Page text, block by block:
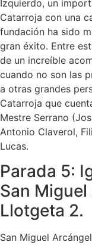
Izquierdo, un
Catarroja con una
fundación ha sido
gran éxito. Entre
de un increíble
cuando no son las
a otras grandes
Catarroja que
Mestre Serrano
Antonio Claverol,
Lucas.
Parada 5:
San
Llotgeta 2.
San Miguel